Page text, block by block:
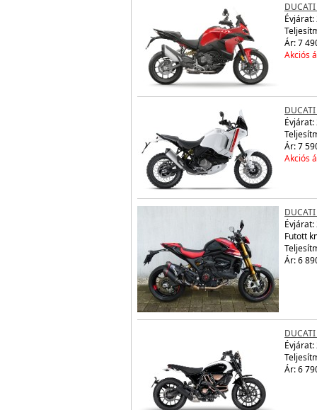
Évjárat:
Ár: 7
Akciós
DUCATI
Évjárat:
Ár: 7
Akciós
Évjárat:
Futott
Ár: 6
Évjárat:
Ár: 6